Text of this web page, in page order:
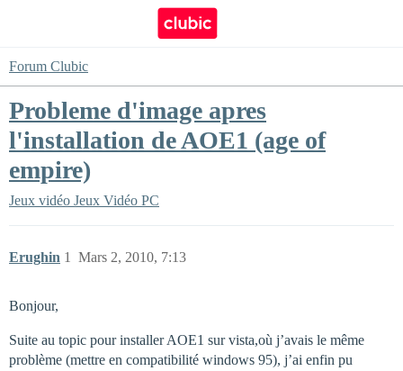
Forum Clubic
Probleme d'image apres
l'installation de AOE1 (age of
empire)
Jeux vidéo Jeux Vidéo PC
Erughin Mars 2, 2010, 7:13
1
Bonjour,
Suite au topic pour installer AOE1 sur vista,où j’avais le même
problème (mettre en compatibilité windows 95), j’ai enfin pu